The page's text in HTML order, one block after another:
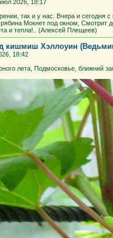
2026, 18:17
так и у нас. Вчера и сегодня
Мокнет под окном, Смотрит
и тепла!.. (Алексей Плещеев)
кишмиш Хэллоуин
18:42
лета, Подмосковье, ближний